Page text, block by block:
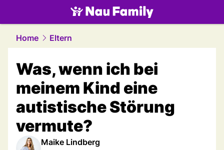
family.NAU.ch
Home Eltern
Was, wenn ich bei
meinem Kind eine
autistische Störung
vermute?
Maike Lindberg